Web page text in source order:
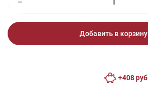
Добавить в корзину
+408 руб